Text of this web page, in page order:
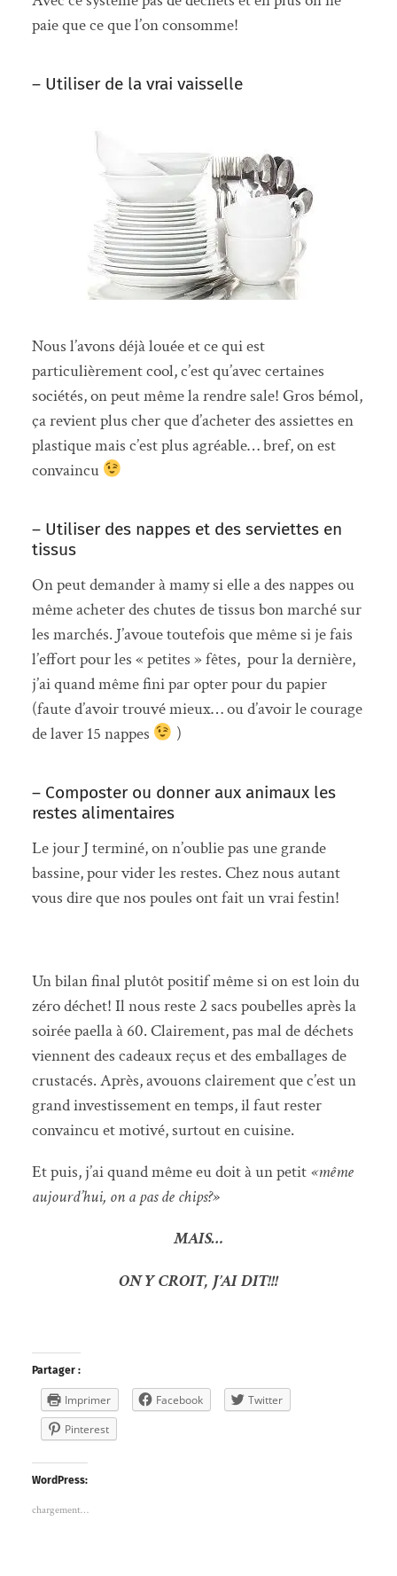
paie que ce que l’on consomme!
– Utiliser de la vrai vaisselle
Nous l’avons déjà louée et ce qui est
particulièrement cool, c’est qu’avec certaines
sociétés, on peut même la rendre sale! Gros bémol,
ça revient plus cher que d’acheter des assiettes en
plastique mais c’est plus agréable… bref, on est
convaincu
– Utiliser des nappes et des serviettes en
tissus
On peut demander à mamy si elle a des nappes ou
même acheter des chutes de tissus bon marché sur
les marchés. J’avoue toutefois que même si je fais
l’effort pour les « petites » fêtes, pour la dernière,
j’ai quand même fini par opter pour du papier
(faute d’avoir trouvé mieux… ou d’avoir le courage
de laver 15 nappes
)
– Composter ou donner aux animaux les
restes alimentaires
Le jour J terminé, on n’oublie pas une grande
bassine, pour vider les restes. Chez nous autant
vous dire que nos poules ont fait un vrai festin!
Un bilan final plutôt positif même si on est loin du
zéro déchet! Il nous reste 2 sacs poubelles après la
soirée paella à 60. Clairement, pas mal de déchets
viennent des cadeaux reçus et des emballages de
crustacés. Après, avouons clairement que c’est un
grand investissement en temps, il faut rester
convaincu et motivé, surtout en cuisine.
Et puis, j’ai quand même eu doit à un petit «même
aujourd’hui, on a pas de chips?»
MAIS…
ON Y CROIT, J’AI DIT!!!
Partager :
Imprimer Facebook
Twitter
Pinterest
WordPress:
chargement…